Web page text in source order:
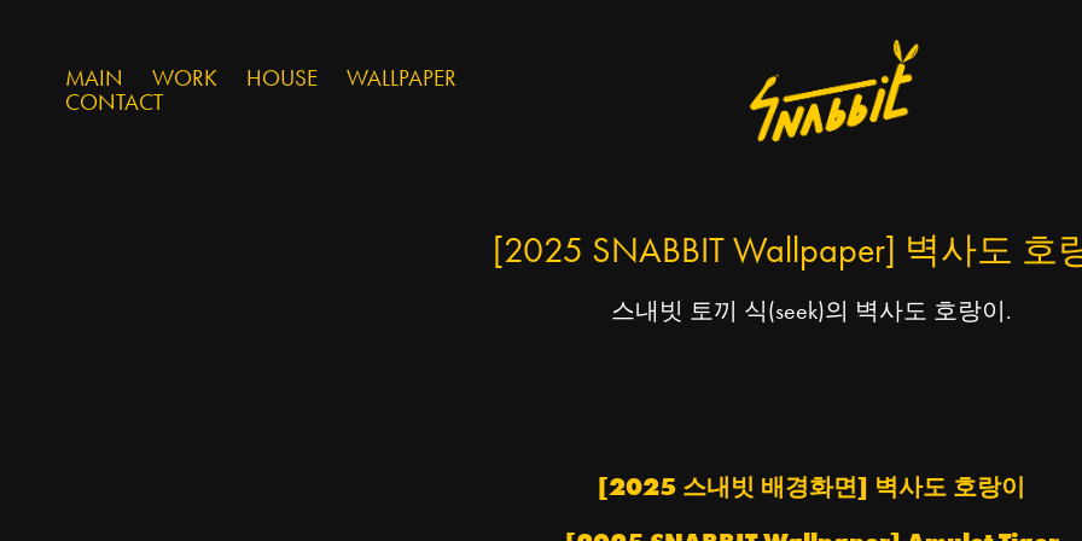
MAIN WORK HOUSE
WALLPAPER
CONTACT
[2025 SNABBIT Wallpaper] 벽사도 호
스내빗 토끼 식(seek)의 벽사도 호랑이.
[2025 스내빗 배경화면] 벽사도 호랑이